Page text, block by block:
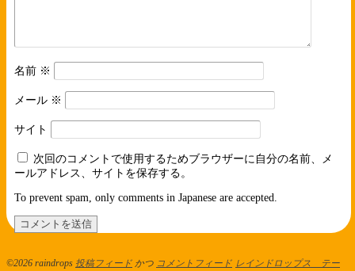
名前 ※
メール ※
サイト
次回のコメントで使用するためブラウザーに自分の名前、メ
ールアドレス、サイトを保存する。
To prevent spam, only comments in Japanese are accepted.
©2026 raindrops 投稿フィード かつ コメントフィード レインドロップス テー